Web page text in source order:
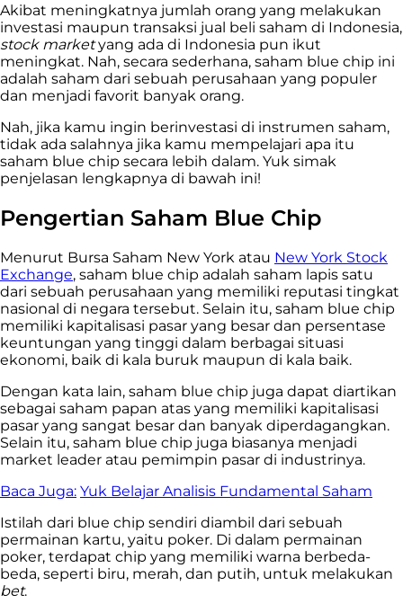
Akibat meningkatnya jumlah orang yang melakukan
investasi maupun transaksi jual beli saham di Indonesia,
stock marketyang ada di Indonesia pun ikut
meningkat. Nah, secara sederhana, saham blue chip ini
adalah saham dari sebuah perusahaan yang populer
dan menjadi favorit banyak orang.
Nah, jika kamu ingin berinvestasi di instrumen saham,
tidak ada salahnya jika kamu mempelajari apa itu
saham blue chip secara lebih dalam. Yuk simak
penjelasan lengkapnya di bawah ini!
Pengertian Saham Blue Chip
Menurut Bursa Saham New York atau New York Stock
Exchange, saham blue chip adalah saham lapis satu
dari sebuah perusahaan yang memiliki reputasi tingkat
nasional di negara tersebut. Selain itu, saham blue chip
memiliki kapitalisasi pasar yang besar dan persentase
keuntungan yang tinggi dalam berbagai situasi
ekonomi, baik di kala buruk maupun di kala baik.
Dengan kata lain, saham blue chip juga dapat diartikan
sebagai saham papan atas yang memiliki kapitalisasi
pasar yang sangat besar dan banyak diperdagangkan.
Selain itu, saham blue chip juga biasanya menjadi
market leader atau pemimpin pasar di industrinya.
Baca Juga: Yuk Belajar Analisis Fundamental Saham
Istilah dari blue chip sendiri diambil dari sebuah
permainan kartu, yaitu poker. Di dalam permainan
poker, terdapat chip yang memiliki warna berbeda-
beda, seperti biru, merah, dan putih, untuk melakukan
bet.